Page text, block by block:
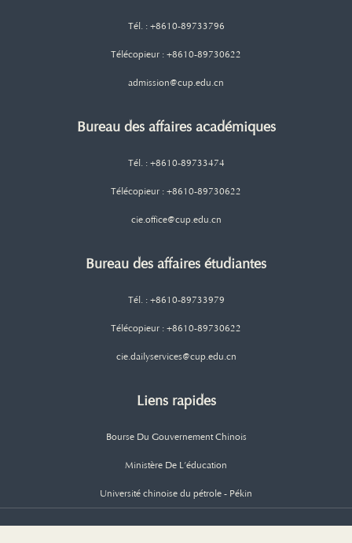
Tél. : +8610-89733796
Télécopieur : +8610-89730622
admission@cup.edu.cn
Bureau des affaires académiques
Tél. : +8610-89733474
Télécopieur : +8610-89730622
cie.office@cup.edu.cn
Bureau des affaires étudiantes
Tél. : +8610-89733979
Télécopieur : +8610-89730622
cie.dailyservices@cup.edu.cn
Liens rapides
Bourse Du Gouvernement Chinois
Ministère De L’éducation
Université chinoise du pétrole - Pékin